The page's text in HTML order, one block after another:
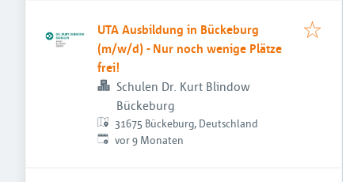
UTA Ausbildung in Bückeburg
(m/w/d) - Nur noch wenige Plätze
frei!
Schulen Dr. Kurt Blindow
Bückeburg
31675 Bückeburg, Deutschland
Veröffentlicht:
vor 9 Monaten